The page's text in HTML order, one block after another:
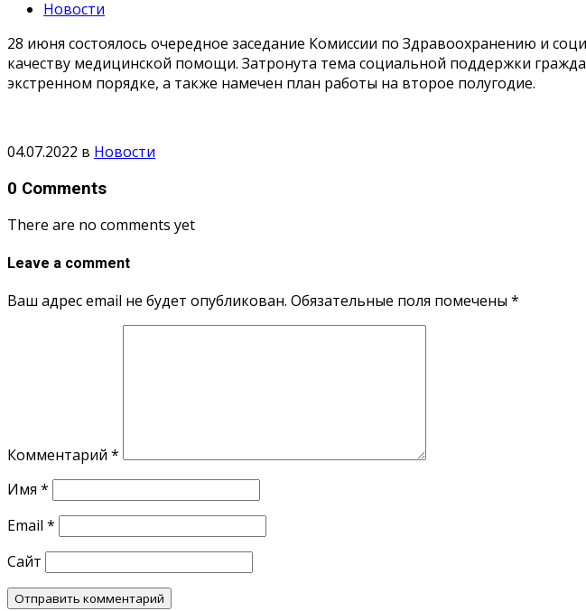
Новости
28 июня состоялось очередное заседание Комиссии по Здравоохранению и
качеству медицинской помощи. Затронута тема социальной поддержки
экстренном порядке, а также намечен план работы на второе полугодие.
04.07.2022 в Новости
0 Comments
There are no comments yet
Leave a comment
Ваш адрес email не будет опубликован. Обязательные поля помечены *
Комментарий *
Имя *
Email *
Сайт